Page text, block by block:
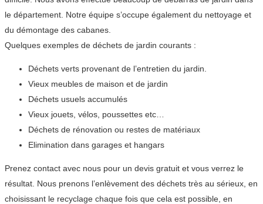
le département. Notre équipe s’occupe également du nettoyage et
du démontage des cabanes.
Quelques exemples de déchets de jardin courants :
Déchets verts provenant de l’entretien du jardin.
Vieux meubles de maison et de jardin
Déchets usuels accumulés
Vieux jouets, vélos, poussettes etc…
Déchets de rénovation ou restes de matériaux
Elimination dans garages et hangars
Prenez contact avec nous pour un devis gratuit et vous verrez le
résultat. Nous prenons l’enlèvement des déchets très au sérieux, en
choisissant le recyclage chaque fois que cela est possible, en